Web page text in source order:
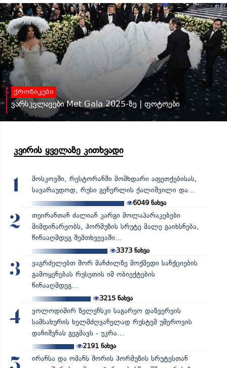
ქრონიკები
ვარსკვლავები Met Gala 2025-ზე | ფოტოები
კვირის ყველაზე კითხვადი
1
მოსკოვში, რესტორანში მომხდარი აფეთქებისას,
სავარაუდოდ, რუსი გენერლის ქალიშვილი და...
6049 ნახვა
2
თეირანთან ძალიან კარგი მოლაპარაკებები
მიმდინარეობს, ჰორმუზის სრუტე მალე გაიხსნება,
წინააღმდეგ შემთხვევაში...
3373ნახვა
3
ვაგრძელებთ შორ მანძილზე მოქმედი სანქციების
გამოყენებას რუსეთის იმ ობიექტების
წინააღმდეგ...
3215ნახვა
4
ვოლოდიმირ ზელენსკი საგარეო დაზვერვის
სამსახურის ხელმძღვანელად რუსტემ უმეროვის
დანიშვნას გეგმავს - უკრა...
2191ნახვა
ირანსა და ომანს შორის ჰორმუზის სრუტესთან